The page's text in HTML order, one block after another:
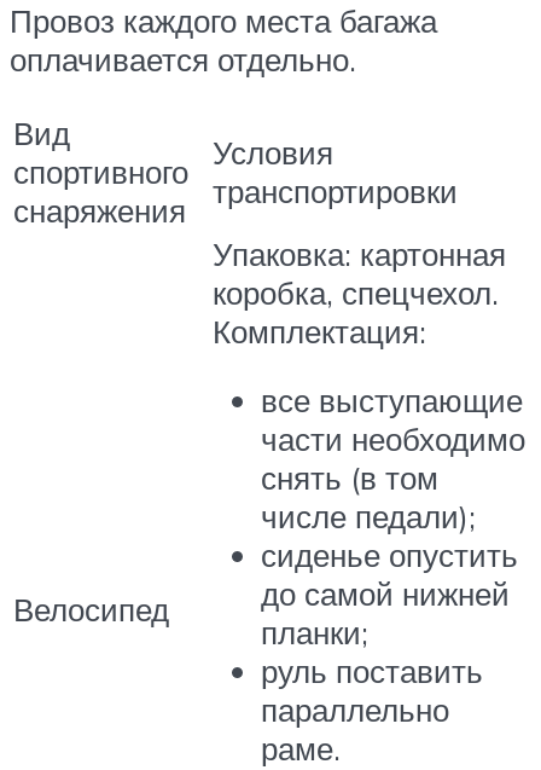
Провоз каждого места багажа
оплачивается отдельно.
Вид
спортивного
снаряжения
Условия
транспортировки
Велосипед
Упаковка: картонная
коробка, спецчехол.
Комплектация:
все выступающие
части необходимо
снять (в том
числе педали);
сиденье опустить
до самой нижней
планки;
руль поставить
параллельно
раме.